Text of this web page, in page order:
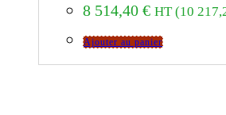
8 514,40 € HT (10
Ajouter au panier